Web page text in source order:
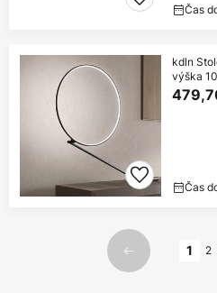
Čas
kdln
výška
Čas
Predchádzajúci
1 2